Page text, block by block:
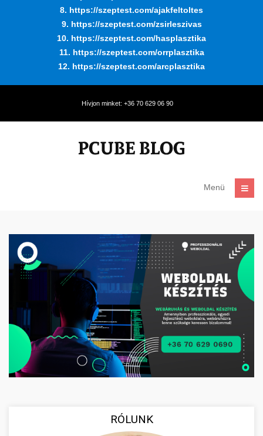
8. https://szeptest.com/ajakfeltoltes
9. https://szeptest.com/zsirleszivas
10. https://szeptest.com/hasplasztika
11. https://szeptest.com/orrplasztika
12. https://szeptest.com/arcplasztika
Hívjon minket: +36 70 629 06 90
Menü
RÓLUNK